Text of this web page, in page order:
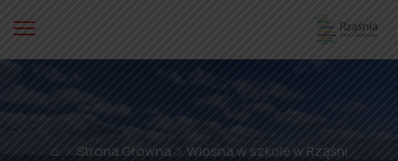
⌂ Strona Główna Wiosna w szkole w Rząśni